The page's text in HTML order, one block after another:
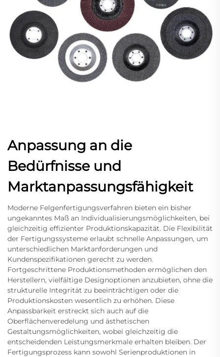
Anpassung an die
Bedürfnisse und
Marktanpassungsfähigkeit
Moderne Felgenfertigungsverfahren bieten ein bisher
ungekanntes Maß an Individualisierungsmöglichkeiten, bei
gleichzeitig effizienter Produktionskapazität. Die Flexibilität
der Fertigungssysteme erlaubt schnelle Anpassungen, um
unterschiedlichen Marktanforderungen und
Kundenspezifikationen gerecht zu werden.
Fortgeschrittene Produktionsmethoden ermöglichen den
Herstellern, vielfältige Designoptionen anzubieten, ohne die
strukturelle Integrität zu beeinträchtigen oder die
Produktionskosten wesentlich zu erhöhen. Diese
Anpassbarkeit erstreckt sich auch auf die
Oberflächenveredelung und ästhetischen
Gestaltungsmöglichkeiten, wobei gleichzeitig die
entscheidenden Leistungsmerkmale erhalten bleiben. Der
Fertigungsprozess kann sowohl Serienproduktionen in